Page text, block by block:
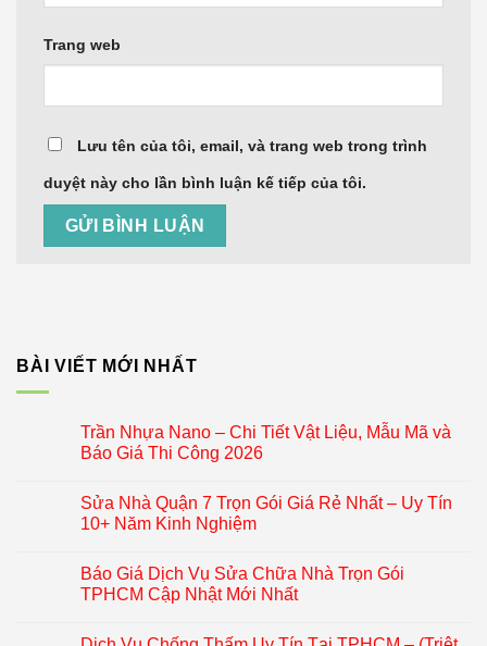
Trang web
Lưu tên của tôi, email, và trang web trong trình
duyệt này cho lần bình luận kế tiếp của tôi.
BÀI VIẾT MỚI NHẤT
Trần Nhựa Nano – Chi Tiết Vật Liệu, Mẫu Mã và
Báo Giá Thi Công 2026
Sửa Nhà Quận 7 Trọn Gói Giá Rẻ Nhất – Uy Tín
10+ Năm Kinh Nghiệm
Báo Giá Dịch Vụ Sửa Chữa Nhà Trọn Gói
TPHCM Cập Nhật Mới Nhất